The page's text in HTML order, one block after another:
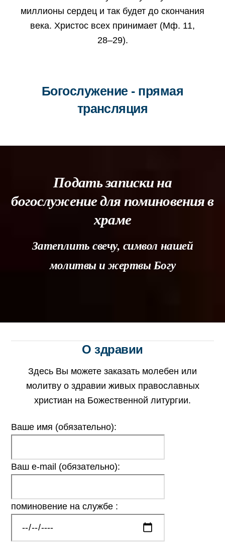
миллионы сердец и так будет до скончания
века. Христос всех принимает (Мф. 11,
28–29).
Богослужение - прямая
трансляция
Подать записки на
богослужение для поминовения в
храме
Затеплить свечу, символ нашей
молитвы и жертвы Богу
О здравии
Здесь Вы можете заказать молебен или
молитву о здравии живых православных
христиан на Божественной литургии.
Ваше имя (обязательно):
Ваш e-mail (обязательно):
поминовение на службе :